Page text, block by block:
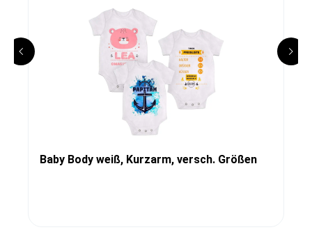
Baby Body weiß, Kurzarm, versch. Größen